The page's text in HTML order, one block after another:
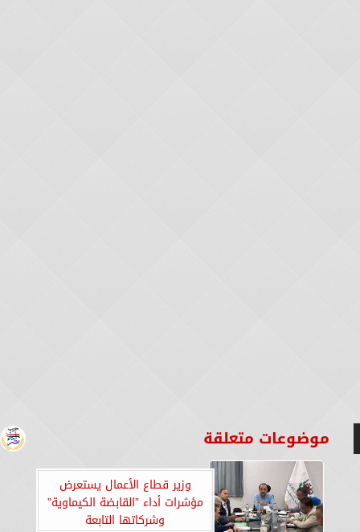
موضوعات متعلقة
وزير قطاع الأعمال يستعرض
مؤشرات أداء ”القابضة الكيماوية”
وشركاتها التابعة